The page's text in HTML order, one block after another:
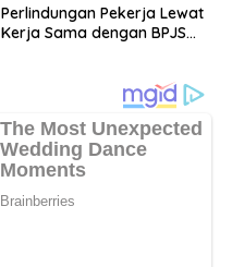
Perlindungan Pekerja Lewat
Kerja Sama dengan BPJS